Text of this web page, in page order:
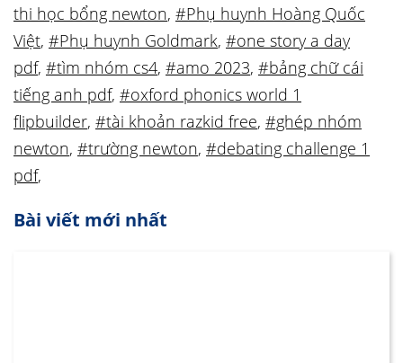
thi học bổng newton, #Phụ huynh Hoàng Quốc
Việt, #Phụ huynh Goldmark, #one story a day
pdf, #tìm nhóm cs4, #amo 2023, #bảng chữ cái
tiếng anh pdf, #oxford phonics world 1
flipbuilder, #tài khoản razkid free, #ghép nhóm
newton, #trường newton, #debating challenge 1
pdf,
Bài viết mới nhất